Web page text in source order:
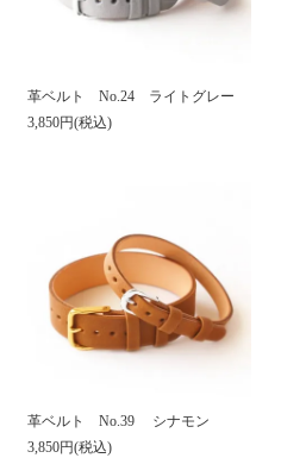
革ベルト No.24 ライトグレー
3,850円(税込)
革ベルト No.39 シナモン
3,850円(税込)